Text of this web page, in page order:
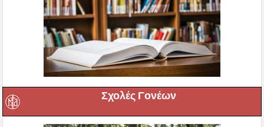
Σχολές Γονέων